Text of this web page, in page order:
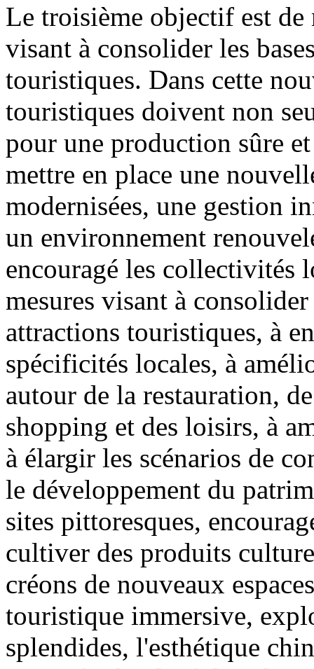
Le troisième objectif est de
visant à consolider les
touristiques. Dans cette
touristiques doivent non
pour une production sûre
mettre en place une
modernisées, une gestion
un environnement
encouragé les collectivités
mesures visant à
attractions touristiques, à
spécificités locales, à
autour de la restauration,
shopping et des loisirs, à
à élargir les scénarios de
le développement du
sites pittoresques,
cultiver des produits
créons de nouveaux
touristique immersive,
splendides, l'esthétique